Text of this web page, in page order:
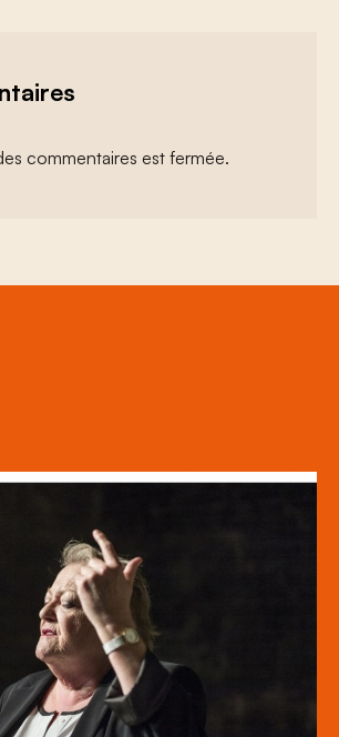
commentaires est fermée.